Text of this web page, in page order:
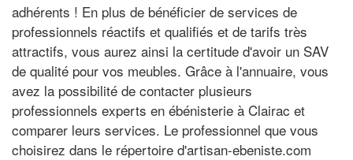
adhérents ! En plus de bénéficier de services de
professionnels réactifs et qualifiés et de tarifs très
attractifs, vous aurez ainsi la certitude d'avoir un SAV
de qualité pour vos meubles. Grâce à l'annuaire, vous
avez la possibilité de contacter plusieurs
professionnels experts en ébénisterie à Clairac et
comparer leurs services. Le professionnel que vous
choisirez dans le répertoire d'artisan-ebeniste.com